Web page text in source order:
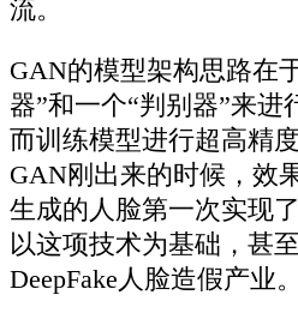
流。
GAN的模型架构思路在
器”和一个“判别器”来进
而训练模型进行超高精
GAN刚出来的时候，效
生成的人脸第一次实现
以这项技术为基础，甚
DeepFake人脸造假产业。